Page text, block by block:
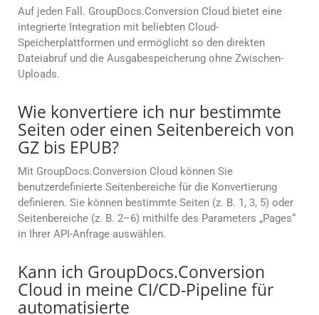
Auf jeden Fall. GroupDocs.Conversion Cloud bietet eine
integrierte Integration mit beliebten Cloud-
Speicherplattformen und ermöglicht so den direkten
Dateiabruf und die Ausgabespeicherung ohne Zwischen-
Uploads.
Wie konvertiere ich nur bestimmte
Seiten oder einen Seitenbereich von
GZ bis EPUB?
Mit GroupDocs.Conversion Cloud können Sie
benutzerdefinierte Seitenbereiche für die Konvertierung
definieren. Sie können bestimmte Seiten (z. B. 1, 3, 5) oder
Seitenbereiche (z. B. 2–6) mithilfe des Parameters „Pages“
in Ihrer API-Anfrage auswählen.
Kann ich GroupDocs.Conversion
Cloud in meine CI/CD-Pipeline für
automatisierte